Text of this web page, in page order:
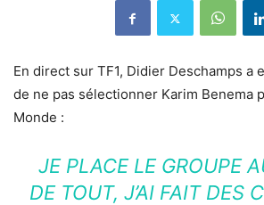
En direct sur TF1, Didier Deschamps a
de ne pas sélectionner Karim Benema
Monde :
JE PLACE LE GROUPE
DE TOUT, J’AI FAIT DES